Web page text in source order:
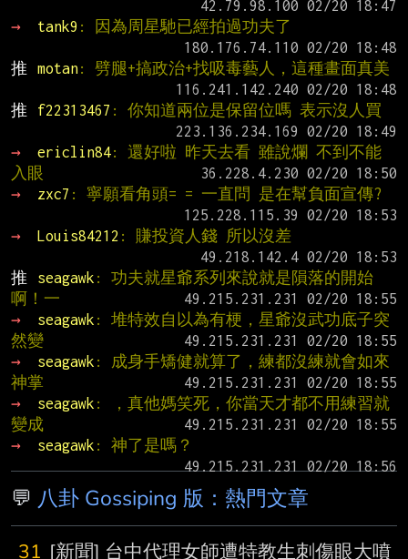
→
tank9 : 因為周星馳已經拍過功夫了
推
motan: 劈腿+搞政治+找吸毒藝人，這種畫面真美
推
f22313467 : 你知道兩位是保留位嗎 表示沒人買
→
ericlin84: 還好啦 昨天去看 雖說爛 不到不能
入眼
→
zxc7 : 寧願看角頭= = 一直問 是在幫負面宣傳?
→
Louis84212 : 賺投資人錢 所以沒差
推
seagawk : 功夫就星爺系列來說就是隕落的開始
啊！一
→
seagawk : 堆特效自以為有梗，星爺沒武功底子突
然變
→
seagawk : 成身手矯健就算了，練都沒練就會如來
神掌
→
seagawk : ，真他媽笑死，你當天才都不用練習就
變成
→
seagawk : 神了是嗎？
💬 八卦 Gossiping 版：熱門文章
31 [新聞] 台中代理女師遭特教生刺傷眼大噴